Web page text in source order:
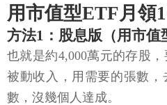
用市值型ETF月領
方法1：股息版（用市值
也就是約4,000萬元的存股
被動收入，用需要的張數，
數，沒幾個人達成。